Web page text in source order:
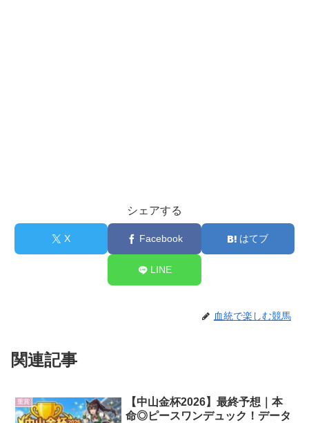
シェアする
X Facebook はてブ
LINE
血統で楽しむ競馬
関連記事
重賞
【中山金杯2026】最終予想｜本
命◎ピースワンデュック！データ